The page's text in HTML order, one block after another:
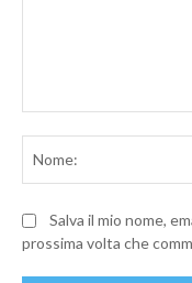
Salva il mio nome,
prossima volta che